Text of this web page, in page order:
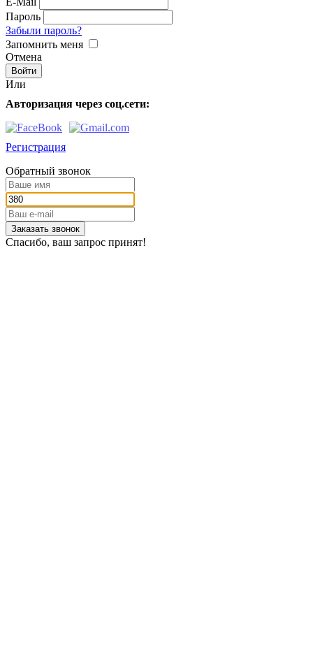
Пароль
Забыли пароль?
Запомнить меня
Отмена
Или
Авторизация через соц.сети:
Регистрация
Обратный звонок
Заказать звонок
Спасибо, ваш запрос принят!